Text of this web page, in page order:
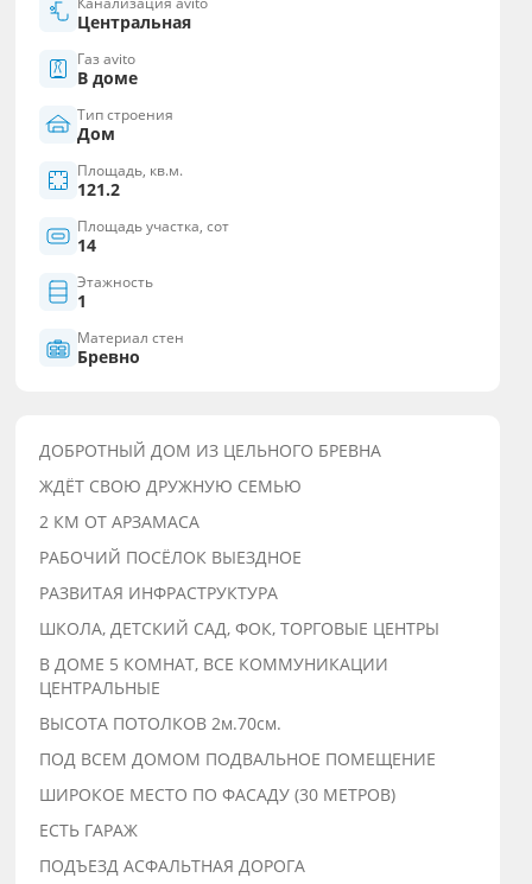
Центральная
Газ avito
В доме
Тип строения
Дом
Площадь, кв.м.
121.2
Площадь участка, сот
14
Этажность
1
Материал стен
Бревно
ДОБРОТНЫЙ ДОМ ИЗ ЦЕЛЬНОГО БРЕВНА
ЖДЁТ СВОЮ ДРУЖНУЮ СЕМЬЮ
2 КМ ОТ АРЗАМАСА
РАБОЧИЙ ПОСЁЛОК ВЫЕЗДНОЕ
РАЗВИТАЯ ИНФРАСТРУКТУРА
ШКОЛА, ДЕТСКИЙ САД, ФОК, ТОРГОВЫЕ ЦЕНТРЫ
В ДОМЕ 5 КОМНАТ, ВСЕ КОММУНИКАЦИИ
ЦЕНТРАЛЬНЫЕ
ВЫСОТА ПОТОЛКОВ 2м.70см.
ПОД ВСЕМ ДОМОМ ПОДВАЛЬНОЕ ПОМЕЩЕНИЕ
ШИРОКОЕ МЕСТО ПО ФАСАДУ (30 МЕТРОВ)
ЕСТЬ ГАРАЖ
ПОДЪЕЗД АСФАЛЬТНАЯ ДОРОГА